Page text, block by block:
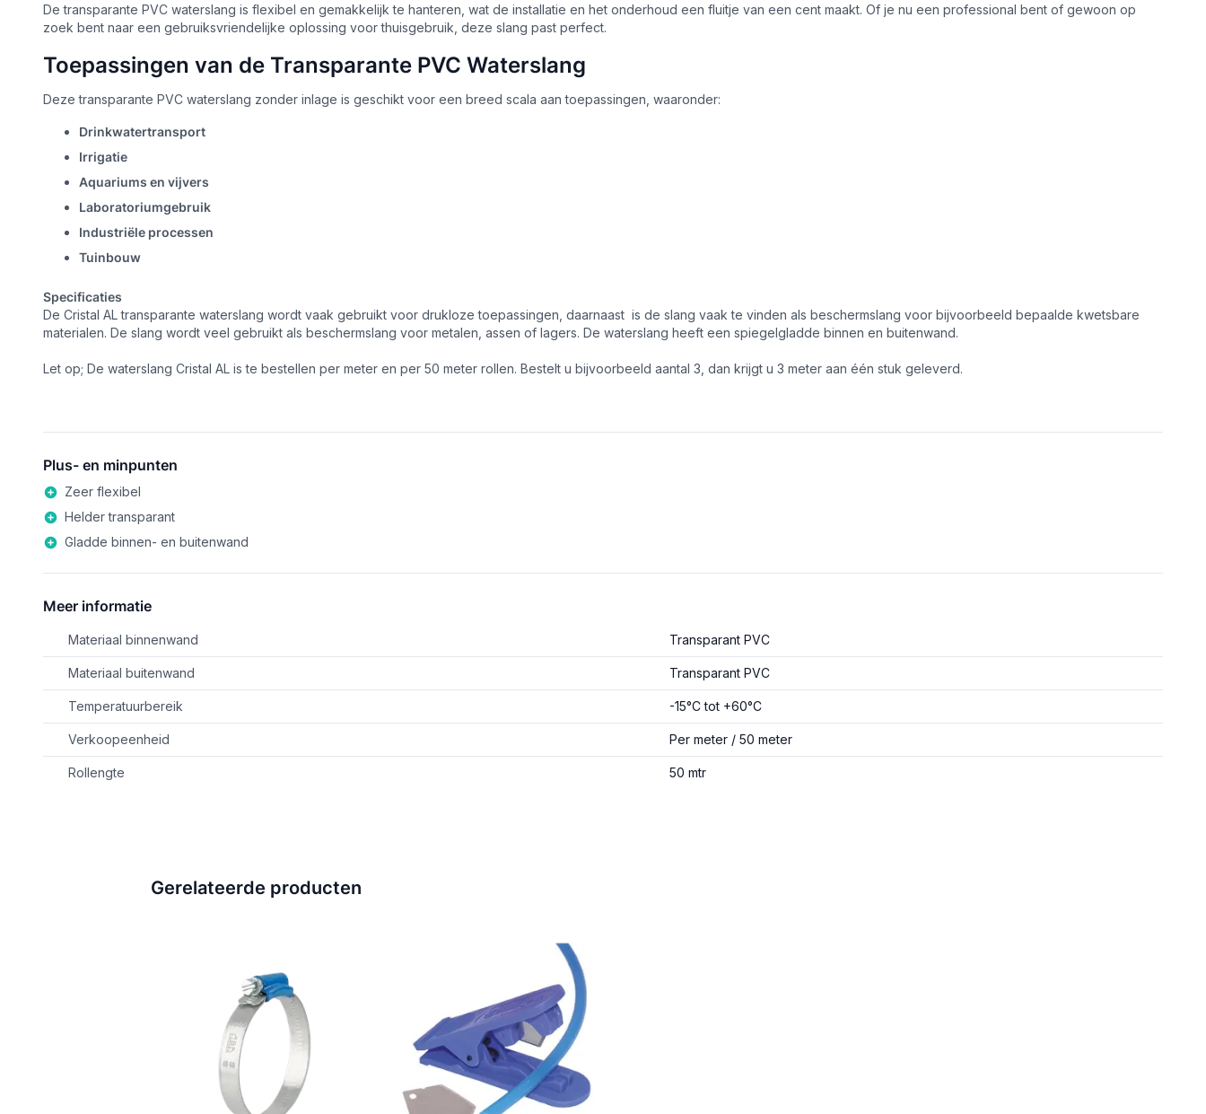
De transparante PVC waterslang is flexibel en gemakkelijk te hanteren, wat de installatie en het onderhoud een fluitje van een cent maakt. Of je nu een professional bent of gewoon op
zoek bent naar een gebruiksvriendelijke oplossing voor thuisgebruik, deze slang past perfect.
Toepassingen van de Transparante PVC Waterslang
Deze transparante PVC waterslang zonder inlage is geschikt voor een breed scala aan toepassingen, waaronder:
Drinkwatertransport
Irrigatie
Aquariums en vijvers
Laboratoriumgebruik
Industriële processen
Tuinbouw
Specificaties
De Cristal AL transparante waterslang wordt vaak gebruikt voor drukloze toepassingen, daarnaast is de slang vaak te vinden als beschermslang voor bijvoorbeeld bepaalde kwetsbare
materialen. De slang wordt veel gebruikt als beschermslang voor metalen, assen of lagers. De waterslang heeft een spiegelgladde binnen en buitenwand.
Let op; De waterslang Cristal AL is te bestellen per meter en per 50 meter rollen. Bestelt u bijvoorbeeld aantal 3, dan krijgt u 3 meter aan één stuk geleverd.
Plus- en minpunten
Zeer flexibel
Helder transparant
Gladde binnen- en buitenwand
Meer informatie
Materiaal binnenwand Transparant PVC
Materiaal buitenwand Transparant PVC
Temperatuurbereik -15°C tot +60°C
Verkoopeenheid Per meter / 50 meter
Rollengte 50 mtr
Gerelateerde producten